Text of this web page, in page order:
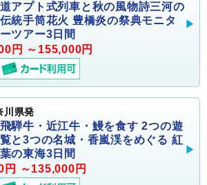
道アプト式列車と秋の風物詩三河の
伝統手筒花火 豊橋炎の祭典モニタ
ーツアー3日間
円 ～155,000円
川県発
飛騨牛・近江牛・鰻を食す 2つの遊
覧と3つの名城・香嵐渓をめぐる 紅
葉の東海3日間
円 ～135,000円